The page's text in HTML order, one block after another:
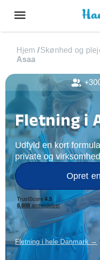
menu
Hjem /Skønhed og
Asaa
Fletning i
Udfyld en kort
private og
Opret
Fletning i hele Danmark →